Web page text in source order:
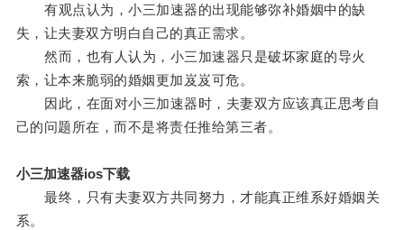
有观点认为，小三加速器的出现能够弥补婚姻中的缺
失，让夫妻双方明白自己的真正需求。
然而，也有人认为，小三加速器只是破坏家庭的导火
索，让本来脆弱的婚姻更加岌岌可危。
因此，在面对小三加速器时，夫妻双方应该真正思考自
己的问题所在，而不是将责任推给第三者。
小三加速器ios下载
最终，只有夫妻双方共同努力，才能真正维系好婚姻关
系。